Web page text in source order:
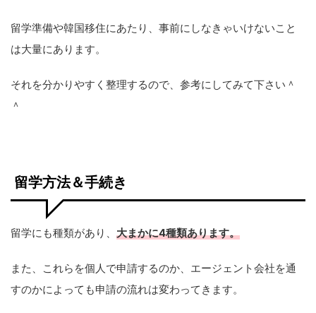
留学準備や韓国移住にあたり、事前にしなきゃいけないこと
は大量にあります。
それを分かりやすく整理するので、参考にしてみて下さい＾
＾
留学方法＆手続き
留学にも種類があり、 大まかに4種類あります。
また、これらを個人で申請するのか、エージェント会社を通
すのかによっても申請の流れは変わってきます。